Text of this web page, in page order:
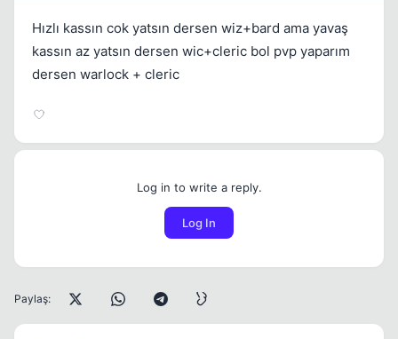
Hızlı kassın cok yatsın dersen wiz+bard ama yavaş
kassın az yatsın dersen wic+cleric bol pvp yaparım
dersen warlock + cleric
Log in to write a reply.
Log In
Paylaş: